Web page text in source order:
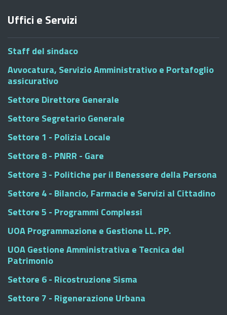
Uffici e Servizi
Staff del sindaco
Avvocatura, Servizio Amministrativo e Portafoglio
assicurativo
Settore Direttore Generale
Settore Segretario Generale
Settore 1 - Polizia Locale
Settore 8 - PNRR - Gare
Settore 3 - Politiche per il Benessere della Persona
Settore 4 - Bilancio, Farmacie e Servizi al Cittadino
Settore 5 - Programmi Complessi
UOA Programmazione e Gestione LL. PP.
UOA Gestione Amministrativa e Tecnica del
Patrimonio
Settore 6 - Ricostruzione Sisma
Settore 7 - Rigenerazione Urbana